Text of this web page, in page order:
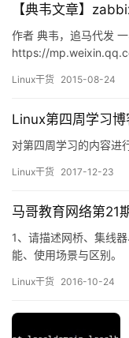
【典韦文章】
作者 典韦，追马代发
https://
用你自己的微信扫描关
浏览器查看用户的微信
Linux干货 2015-08-24
Linux第四周学习博
对第四周学习的内容进
Linux干货 2017-12-23
马哥教育网络第21
1、请描述网桥、集线
能、使用场景与区别
层。由于网桥是链路层
大，以扩大网络的传
Linux干货 2016-10-24